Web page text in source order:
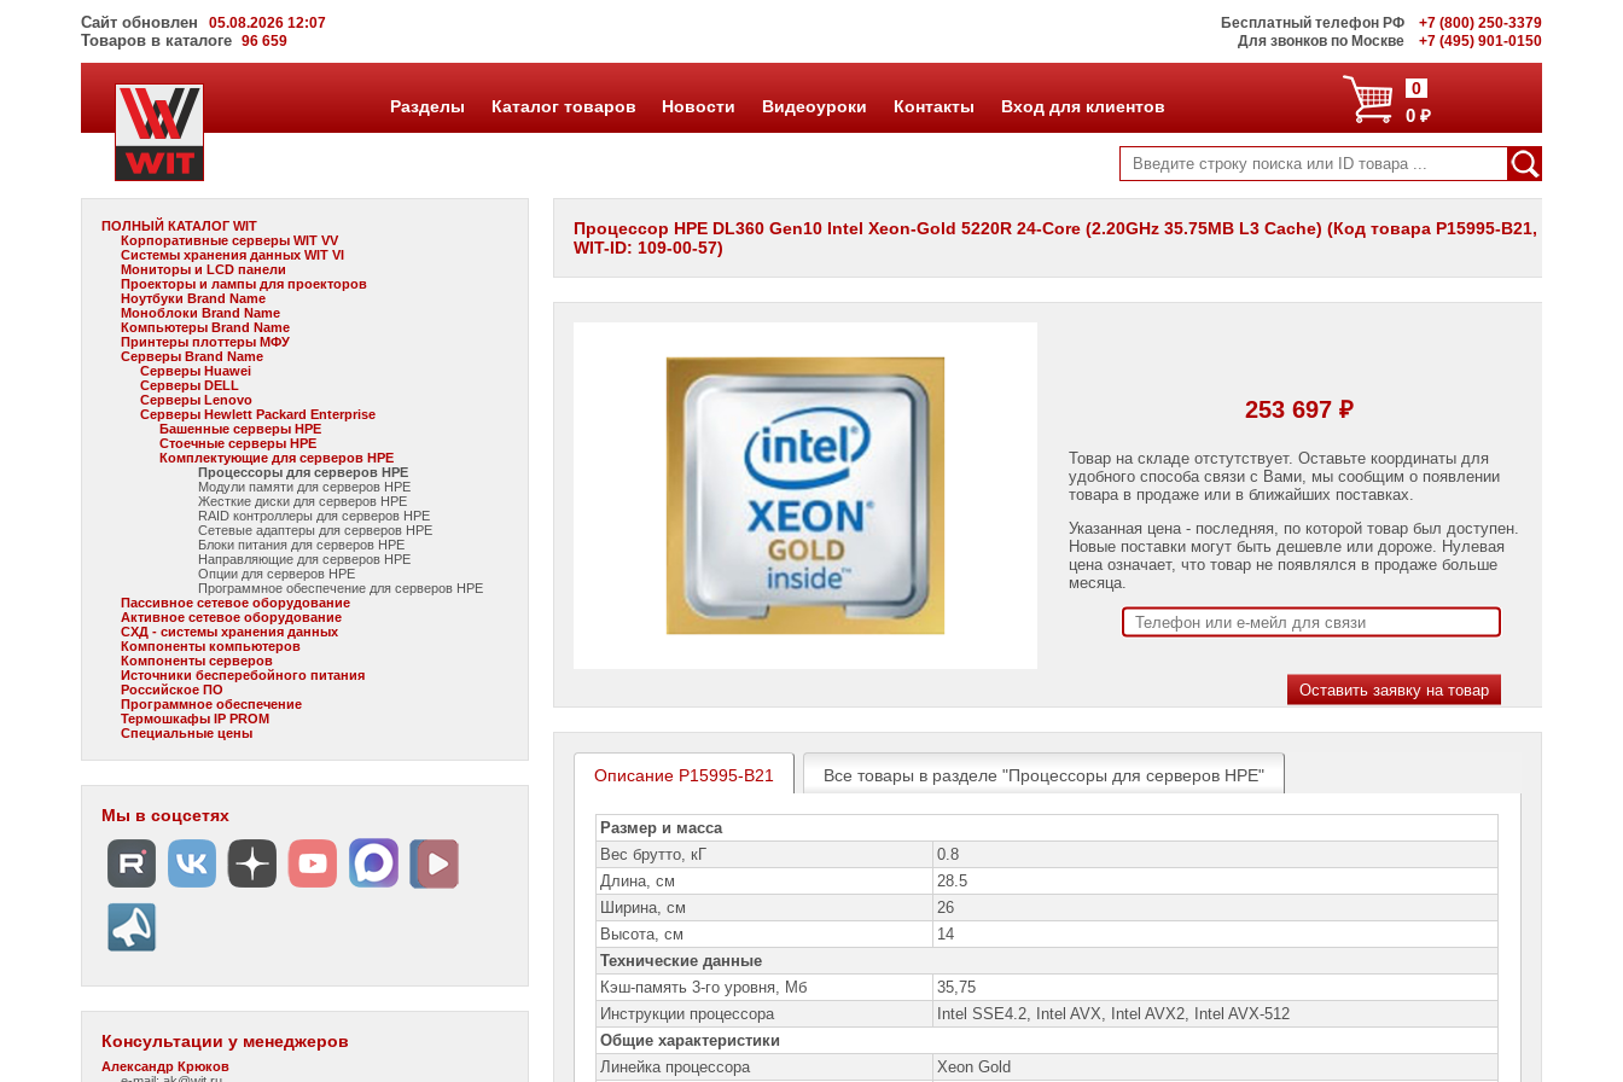
Сайт обновлен 05.08.2026 12:07
Товаров в каталоге96 659
Бесплатный телефон РФ
+7 (800) 250-3379
Для звонков по Москве
+7 (495) 901-0150
0
0 ₽
Разделы Каталог товаров Новости Видеоуроки Контакты Вход для клиентов
ПОЛНЫЙ КАТАЛОГ WIT
Корпоративные серверы WIT VV
Системы хранения данных WIT VI
Мониторы и LCD панели
Проекторы и лампы для проекторов
Ноутбуки Brand Name
Моноблоки Brand Name
Компьютеры Brand Name
Принтеры плоттеры МФУ
Серверы Brand Name
Серверы Huawei
Серверы DELL
Серверы Lenovo
Серверы Hewlett Packard Enterprise
Башенные серверы HPE
Стоечные серверы HPE
Комплектующие для серверов HPE
Процессоры для серверов HPE
Модули памяти для серверов HPE
Жесткие диски для серверов HPE
RAID контроллеры для серверов HPE
Сетевые адаптеры для серверов HPE
Блоки питания для серверов HPE
Направляющие для серверов HPE
Опции для серверов HPE
Программное обеспечение для серверов HPE
Пассивное сетевое оборудование
Активное сетевое оборудование
СХД - системы хранения данных
Компоненты компьютеров
Компоненты серверов
Источники бесперебойного питания
Российское ПО
Программное обеспечение
Термошкафы IP PROM
Специальные цены
Мы в соцсетях
Консультации у менеджеров
Александр Крюков
Процессор HPE DL360 Gen10 Intel Xeon-Gold 5220R 24-Core (2.20GHz 35.75MB L3 Cache) (Код товара P15995-B21,
WIT-ID: 109-00-57)
253 697 ₽
Товар на складе отстутствует. Оставьте координаты для
удобного способа связи с Вами, мы сообщим о появлении
товара в продаже или в ближайших поставках.
Указанная цена - последняя, по которой товар был доступен.
Новые поставки могут быть дешевле или дороже. Нулевая
цена означает, что товар не появлялся в продаже больше
месяца.
Описание P15995-B21 Все товары в разделе "Процессоры для серверов HPE"
Размер и масса
Вес брутто, кГ
0.8
Длина, см
28.5
Ширина, см
26
Высота, см
14
Технические данные
Кэш-память 3-го уровня, Мб
35,75
Инструкции процессора
Intel SSE4.2, Intel AVX, Intel AVX2, Intel AVX-512
Общие характеристики
Линейка процессора
Xeon Gold